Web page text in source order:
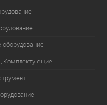
Комплектующие